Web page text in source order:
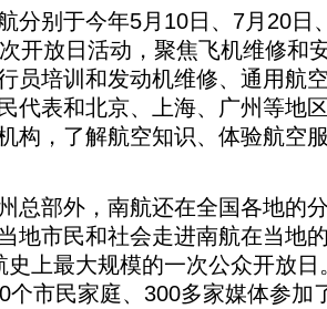
别于今年5月10日、7月20日
开放日活动，聚焦飞机维修和
员培训和发动机维修、通用航
代表和北京、上海、广州等地
构，了解航空知识、体验航空
部外，南航还在全国各地的
地市民和社会走进南航在当地
史上最大规模的一次公众开放
个市民家庭、300多家媒体参加